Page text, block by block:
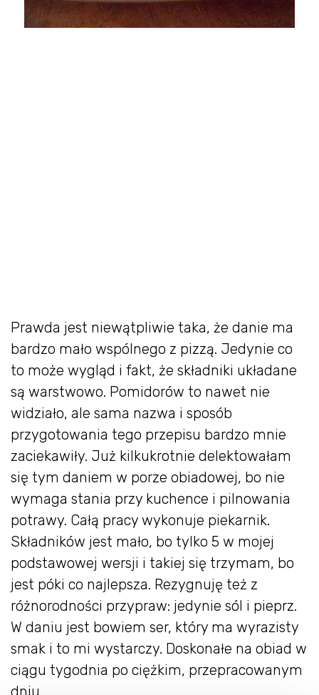
Prawda jest niewątpliwie taka, że danie ma
bardzo mało wspólnego z pizzą. Jedynie co
to może wygląd i fakt, że składniki układane
są warstwowo. Pomidorów to nawet nie
widziało, ale sama nazwa i sposób
przygotowania tego przepisu bardzo mnie
zaciekawiły. Już kilkukrotnie delektowałam
się tym daniem w porze obiadowej, bo nie
wymaga stania przy kuchence i pilnowania
potrawy. Całą pracy wykonuje piekarnik.
Składników jest mało, bo tylko 5 w mojej
podstawowej wersji i takiej się trzymam, bo
jest póki co najlepsza. Rezygnuję też z
różnorodności przypraw: jedynie sól i pieprz.
W daniu jest bowiem ser, który ma wyrazisty
smak i to mi wystarczy. Doskonałe na obiad w
ciągu tygodnia po ciężkim, przepracowanym
dniu.